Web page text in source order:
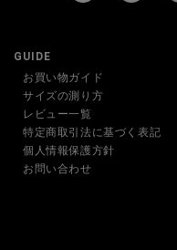
GUIDE
お買い物ガイド
サイズの測り方
レビュー一覧
特定商取引法に基づく表記
個人情報保護方針
お問い合わせ